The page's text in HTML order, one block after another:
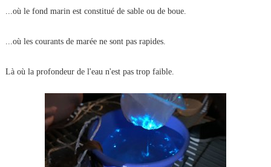
...où le fond marin est constitué de sable ou de boue.
...où les courants de marée ne sont pas rapides.
Là où la profondeur de l'eau n'est pas trop faible.